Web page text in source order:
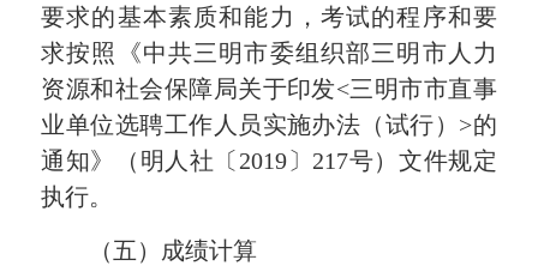
要求的基本素质和能力，考试的程序和要
求按照《中共三明市委组织部三明市人力
资源和社会保障局关于印发<三明市市直事
业单位选聘工作人员实施办法（试行）>的
通知》（明人社〔2019〕217号）文件规定
执行。
（五）成绩计算